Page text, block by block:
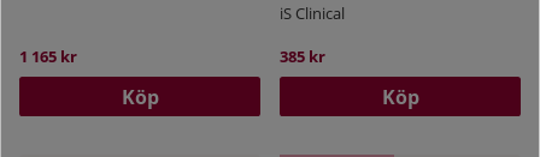
1 165 kr
Köp
iS Clinical
385 kr
Köp